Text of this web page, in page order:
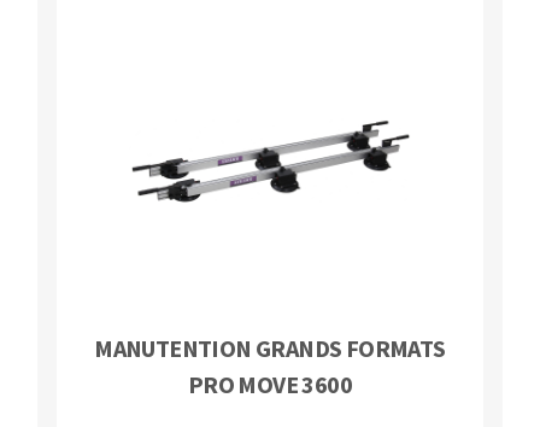
MANUTENTION GRANDS FORMATS
PRO MOVE 3600